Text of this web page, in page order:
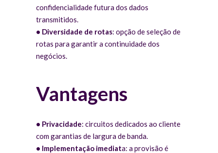
confidencialidade futura dos dados
transmitidos.
• Diversidade de rotas: opção de seleção de
rotas para garantir a continuidade dos
negócios.
Vantagens
• Privacidade: circuitos dedicados ao cliente
com garantias de largura de banda.
• Implementação imediata: a provisão é